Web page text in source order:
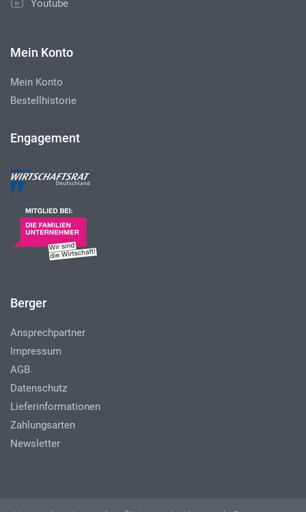
Youtube
Mein Konto
Mein Konto
Bestellhistorie
Engagement
Berger
Ansprechpartner
Impressum
AGB
Datenschutz
Lieferinformationen
Zahlungsarten
Newsletter